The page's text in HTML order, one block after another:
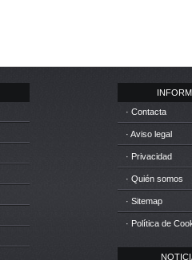
· Contacta
· Aviso legal
· Privacidad
· Quién somos
· Sitemap
· Política de